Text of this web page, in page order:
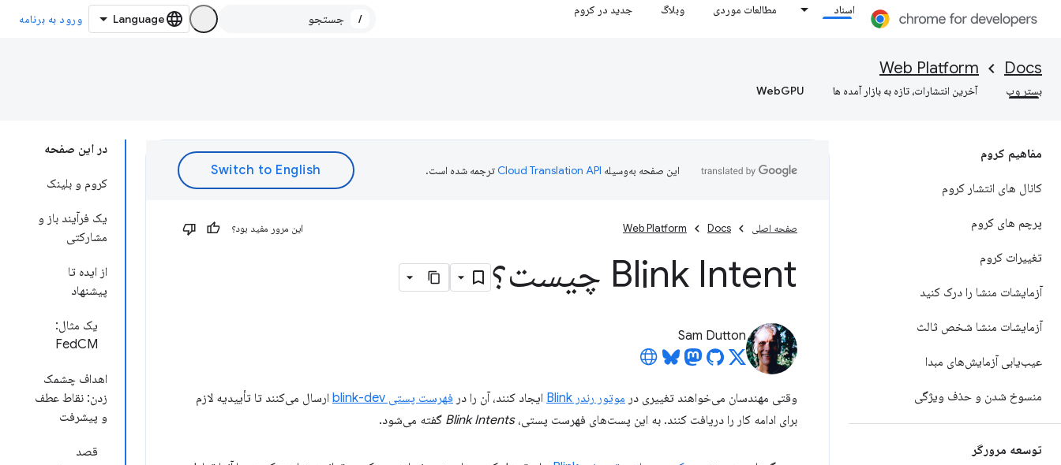
اسناد مطالعات موردی وبلاگ جدید در کروم
/ ورود به برنامه
Docs
Web Platform
بستر وب آخرین انتشارات، تازه به بازار آمده ها WebGPU
مفاهیم کروم
کانال های انتشار کروم
پرچم های کروم
تغییرات کروم
آزمایشات منشا را درک کنید
آزمایشات منشا شخص ثالث
عیب‌یابی آزمایش‌های مبدا
منسوخ شدن و حذف ویژگی
توسعه مرورگر
در این صفحه
کروم و بلینک
یک فرآیند باز و
مشارکتی
از ایده تا
پیشنهاد
یک مثال:
FedCM
اهداف چشمک
زدن: نقاط عطف
و پیشرفت
قصد
این صفحه به‌وسیله ترجمه شده است.
صفحه اصلی Docs
Web Platform این مرور مفید بود؟
Blink Intent چیست؟
Sam Dutton
وقتی مهندسان می‌خواهند تغییری در موتور رندر Blink ایجاد کنند، آن را در فهرست پستی blink-dev
ارسال می‌کنند تا تأییدیه لازم
برای ادامه کار را دریافت کنند. به این پست‌های فهرست پستی،Blink Intents گفته می‌شود.